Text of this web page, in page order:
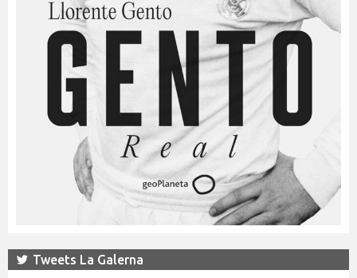
Tweets La Galerna